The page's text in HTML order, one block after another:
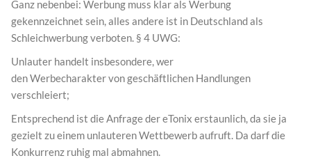
Ganz nebenbei: Werbung muss klar als Werbung
gekennzeichnet sein, alles andere ist in Deutschland als
Schleichwerbung verboten. § 4 UWG:
Unlauter handelt insbesondere, wer
den Werbecharakter von geschäftlichen Handlungen
verschleiert;
Entsprechend ist die Anfrage der eTonix erstaunlich, da sie ja
gezielt zu einem unlauteren Wettbewerb aufruft. Da darf die
Konkurrenz ruhig mal abmahnen.